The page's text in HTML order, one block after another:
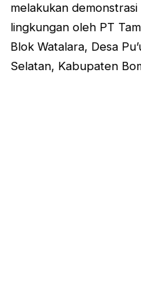
melakukan
lingkungan oleh PT
Blok Watalara, Desa
Selatan, Kabupaten